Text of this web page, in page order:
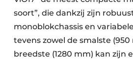
soort”, die dankzij zijn
monoblokchassis en
tevens zowel de smalste (950
breedste (1280 mm) kan zijn